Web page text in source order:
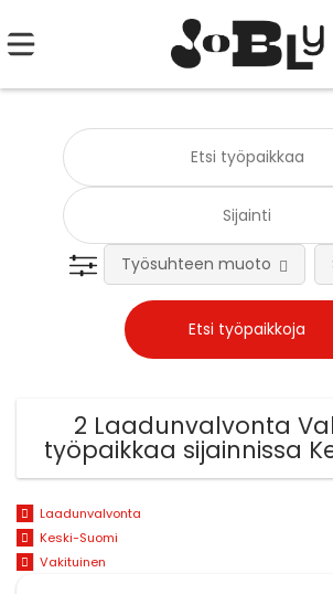
Työsuhteen muoto
2 Laadunvalvonta
työpaikkaa sijainnissa
Laadunvalvonta
Keski-Suomi
Vakituinen